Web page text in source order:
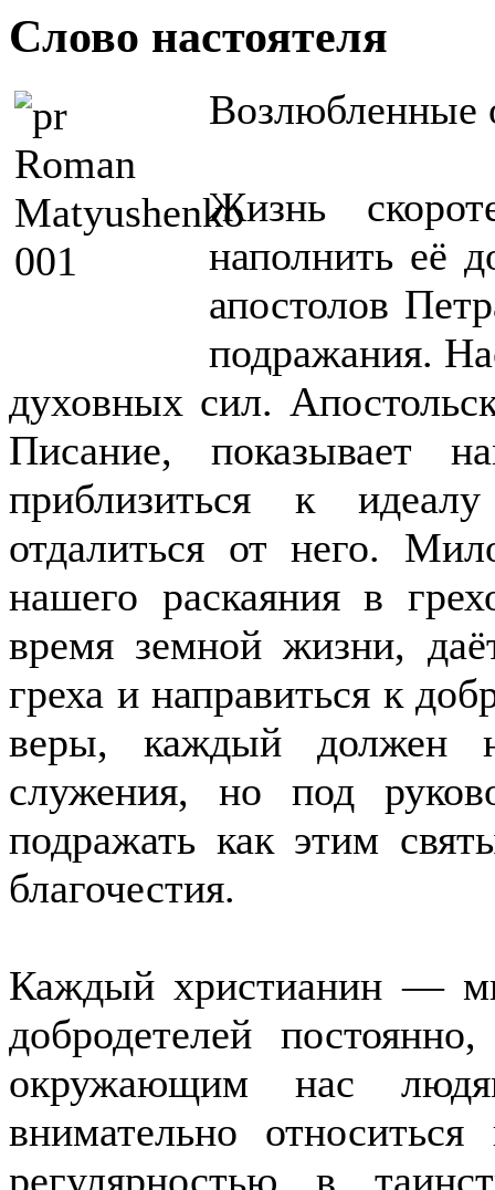
Слово настоятеля
Возлюбленные
Жизнь
наполнить её
апостолов
подражания.
духовных сил.
Писание, показывает
приблизиться к
отдалиться от него.
нашего раскаяния в
время земной жизни,
греха и направиться к
веры, каждый должен
служения, но под
подражать как этим
благочестия.
Каждый христианин —
добродетелей
окружающим нас
внимательно
регулярностью в